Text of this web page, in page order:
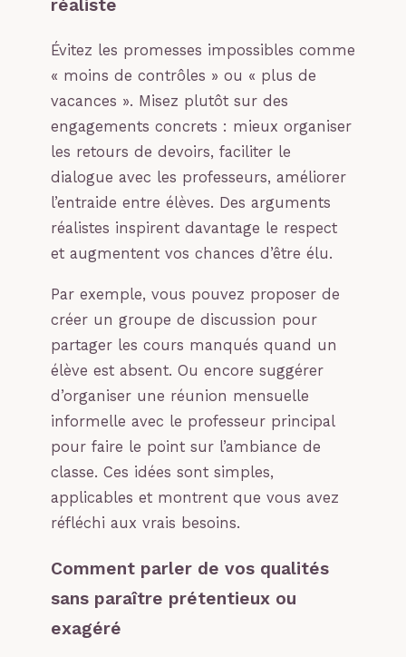
réaliste
Évitez les promesses impossibles comme
« moins de contrôles » ou « plus de
vacances ». Misez plutôt sur des
engagements concrets : mieux organiser
les retours de devoirs, faciliter le
dialogue avec les professeurs, améliorer
l’entraide entre élèves. Des arguments
réalistes inspirent davantage le respect
et augmentent vos chances d’être élu.
Par exemple, vous pouvez proposer de
créer un groupe de discussion pour
partager les cours manqués quand un
élève est absent. Ou encore suggérer
d’organiser une réunion mensuelle
informelle avec le professeur principal
pour faire le point sur l’ambiance de
classe. Ces idées sont simples,
applicables et montrent que vous avez
réfléchi aux vrais besoins.
Comment parler de vos qualités
sans paraître prétentieux ou
exagéré